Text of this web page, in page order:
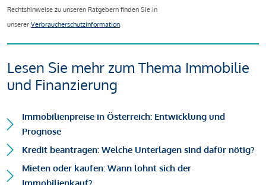
Rechtshinweise zu unseren Ratgebern finden Sie in
unserer Verbraucherschutzinformation.
Lesen Sie mehr zum Thema Immobilie
und Finanzierung
Immobilienpreise in Österreich: Entwicklung und
Prognose
Kredit beantragen: Welche Unterlagen sind dafür nötig?
Mieten oder kaufen: Wann lohnt sich der